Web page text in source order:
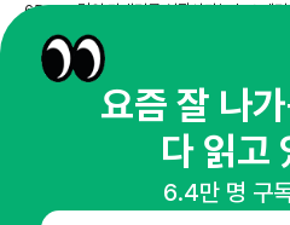
65,043명의 마케터를 성장시키는 뉴스레터
뉴스레터 구독하기
요즘 잘 나
다 읽고
6.4만 명 구